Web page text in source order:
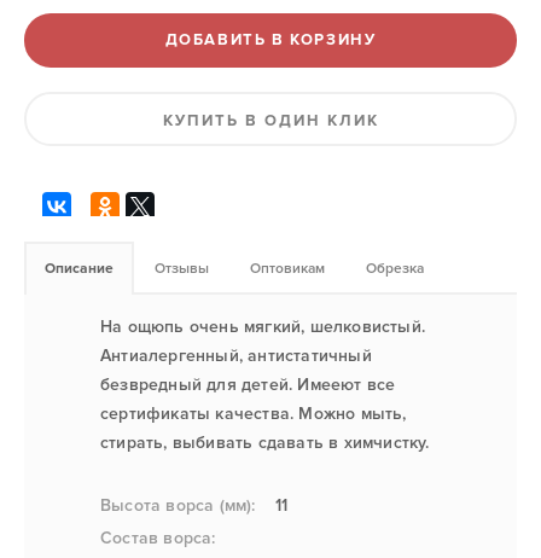
ДОБАВИТЬ В КОРЗИНУ
КУПИТЬ В ОДИН КЛИК
Описание Отзывы Оптовикам Обрезка
На ощюпь очень мягкий, шелковистый.
Антиалергенный, антистатичный
безвредный для детей. Имееют все
сертификаты качества. Можно мыть,
стирать, выбивать сдавать в химчистку.
Высота ворса (мм):
11
Состав ворса: